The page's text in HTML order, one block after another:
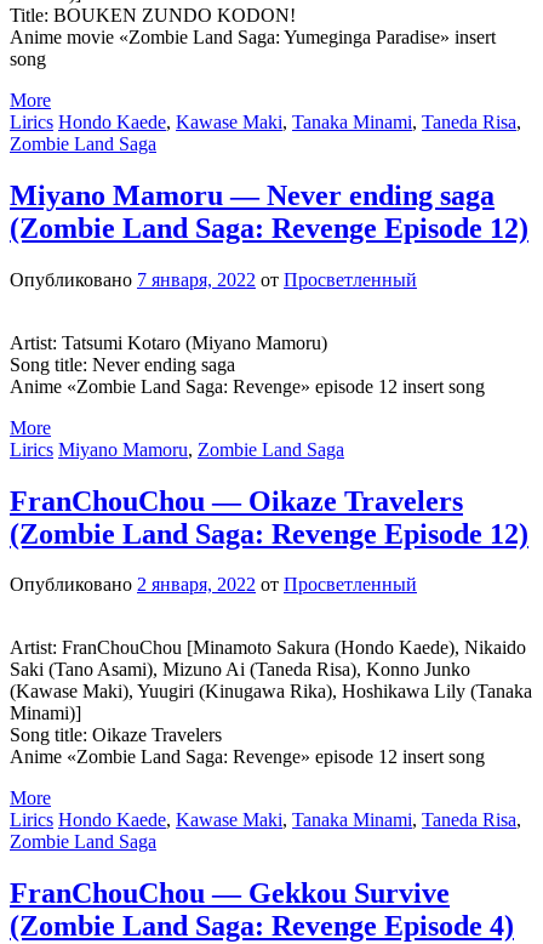
Title: BOUKEN ZUNDO KODON!
Anime movie «Zombie Land Saga: Yumeginga Paradise» insert
song
More
Lirics Hondo Kaede, Kawase Maki, Tanaka Minami, Taneda Risa,
Zombie Land Saga
Miyano Mamoru — Never ending saga
(Zombie Land Saga: Revenge Episode 12)
Опубликовано 7 января, 2022 от Просветленный
Artist: Tatsumi Kotaro (Miyano Mamoru)
Song title: Never ending saga
Anime «Zombie Land Saga: Revenge» episode 12 insert song
More
Lirics Miyano Mamoru, Zombie Land Saga
FranChouChou — Oikaze Travelers
(Zombie Land Saga: Revenge Episode 12)
Опубликовано 2 января, 2022 от Просветленный
Artist: FranChouChou [Minamoto Sakura (Hondo Kaede), Nikaido
Saki (Tano Asami), Mizuno Ai (Taneda Risa), Konno Junko
(Kawase Maki), Yuugiri (Kinugawa Rika), Hoshikawa Lily (Tanaka
Minami)]
Song title: Oikaze Travelers
Anime «Zombie Land Saga: Revenge» episode 12 insert song
More
Lirics Hondo Kaede, Kawase Maki, Tanaka Minami, Taneda Risa,
Zombie Land Saga
FranChouChou — Gekkou Survive
(Zombie Land Saga: Revenge Episode 4)